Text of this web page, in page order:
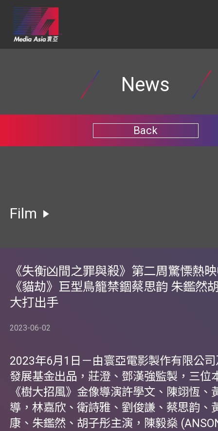
News
Back
Film
《失衡凶間之罪與殺》第二周驚慄熱
《貓劫》巨型鳥籠禁錮蔡思韵 朱鑑然
大打出手
2023-06-02
2023年6月1日－由寰亞電影製作有限公
發展基金出品，莊澄、鄧漢強監製，三位
《樹大招風》金像導演許學文、陳翊恆、
導，林嘉欣、衛詩雅、劉俊謙、蔡思韵、
康、朱鑑然、胡子彤主演，陳毅燊